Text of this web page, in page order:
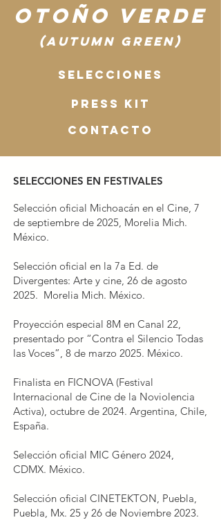
Otoño Verde
(Autumn green)
Selecciones
PRESS KIT
CONTACTO
SELECCIONES EN FESTIVALES
Selección oficial Michoacán en el Cine, 7
de septiembre de 2025, Morelia Mich.
México.
Selección oficial en la 7a Ed. de
Divergentes: Arte y cine, 26 de agosto
2025. Morelia Mich. México.
Proyección especial 8M en Canal 22,
presentado por “Contra el Silencio Todas
las Voces”, 8 de marzo 2025. México.
Finalista en FICNOVA (Festival
Internacional de Cine de la Noviolencia
Activa), octubre de 2024. Argentina, Chile,
España.
Selección oficial MIC Género 2024,
CDMX. México.
Selección oficial CINETEKTON, Puebla,
Puebla, Mx. 25 y 26 de Noviembre 2023.